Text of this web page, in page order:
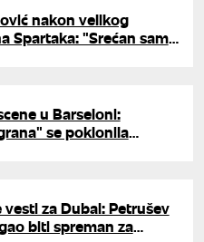
nakon velikog
Spartaka: "Srećan sam
u Barseloni:
se poklonila
vesti za Dubai: Petrušev
biti spreman za